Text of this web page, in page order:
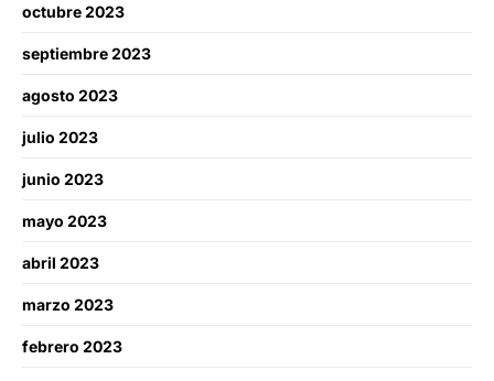
octubre 2023
septiembre 2023
agosto 2023
julio 2023
junio 2023
mayo 2023
abril 2023
marzo 2023
febrero 2023